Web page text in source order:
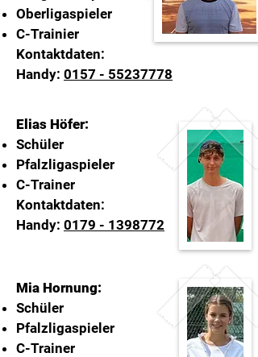
Oberligaspieler
C-Trainier
Kontaktdaten:
Handy: 0157 - 55237778
Elias Höfer:
Schüler
Pfalzligaspieler
C-Trainer
Kontaktdaten:
Handy: 0179 - 1398772
Mia Hornung:
Schüler
Pfalzligaspieler
C-Trainer